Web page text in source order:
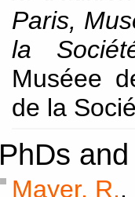
Paris,
la
Muséee
de la
PhDs
Mayer, R.,